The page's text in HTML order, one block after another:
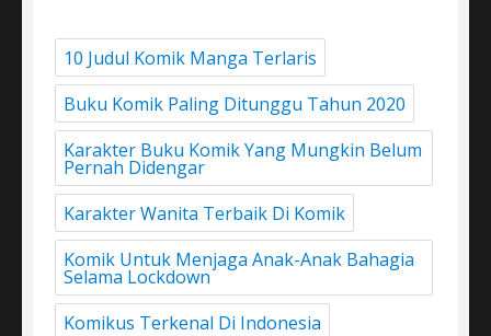
10 Judul Komik Manga Terlaris
Buku Komik Paling Ditunggu Tahun 2020
Karakter Buku Komik Yang Mungkin Belum
Pernah Didengar
Karakter Wanita Terbaik Di Komik
Komik Untuk Menjaga Anak-Anak Bahagia
Selama Lockdown
Komikus Terkenal Di Indonesia